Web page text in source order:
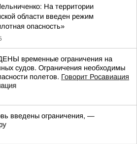
На территории
области введен режим
опасность»
временные ограничения на
судов. Ограничения необходимы
полетов. Говорит Росавиация
введены ограничения, —